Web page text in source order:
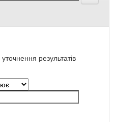
результатів